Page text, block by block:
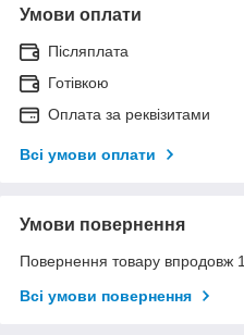
Умови оплати
Післяплата
Готівкою
Оплата за реквізитами
Всі умови оплати
Умови повернення
Повернення товару впродовж
Всі умови повернення